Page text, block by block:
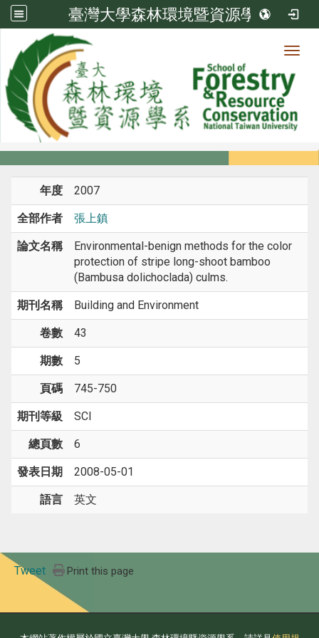
臺灣大學森林環境暨資源學系
系所成員
系所成員
年度 2007
全部作者 張上鎮
論文名稱
Environmental-benign methods for the color
protection of stripe long-shoot bamboo
(Bambusa dolichoclada) culms.
期刊名稱 Building and Environment
卷數 43
期數 5
頁碼 745-750
期刊等級 SCI
總頁數 6
發表日期 2008-05-01
語言 英文
Tweet Print this page